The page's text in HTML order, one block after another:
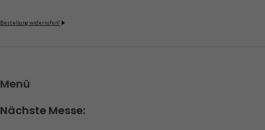
Bestellung widerrufen?
Menü
Nächste Messe: